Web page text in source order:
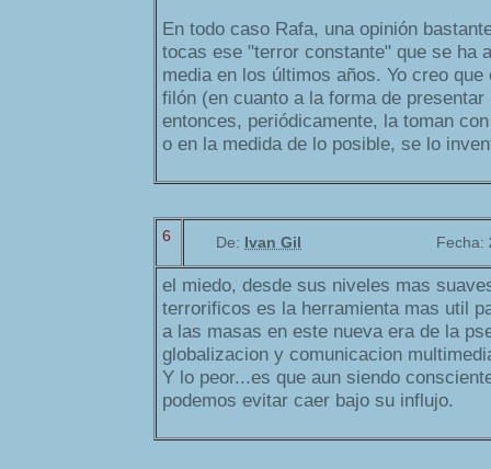
En todo caso Rafa, una opinión
tocas ese "terror constante" que se ha
media en los últimos años. Yo creo
filón (en cuanto a la forma de
entonces, periódicamente, la toman
o en la medida de lo posible, se lo
6 De: Ivan Gil Fecha:
el miedo, desde sus niveles mas
terrorificos es la herramienta mas util
a las masas en este nueva era de la
globalizacion y comunicacion
Y lo peor...es que aun siendo
podemos evitar caer bajo su influjo.